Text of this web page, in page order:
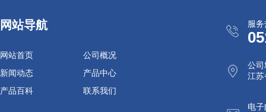
网站导航
网站首页
公司概况
新闻动态
产品中心
产品百科
联系我们
服
公司
江苏
电